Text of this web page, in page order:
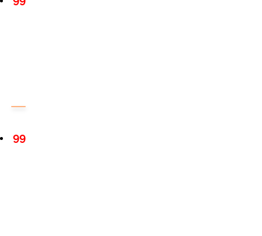
99